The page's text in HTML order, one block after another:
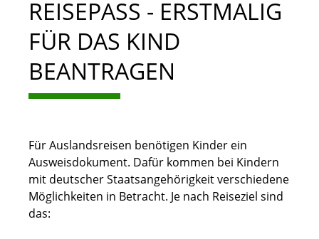
REISEPASS - ERSTMALIG
FÜR DAS KIND
BEANTRAGEN
Für Auslandsreisen benötigen Kinder ein
Ausweisdokument. Dafür kommen bei Kindern
mit deutscher Staatsangehörigkeit verschiedene
Möglichkeiten in Betracht. Je nach Reiseziel sind
das: